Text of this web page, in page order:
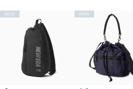
NEW NEW